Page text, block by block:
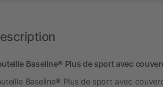
Baseline® Plus de sport avec
Baseline® Plus de sport avec